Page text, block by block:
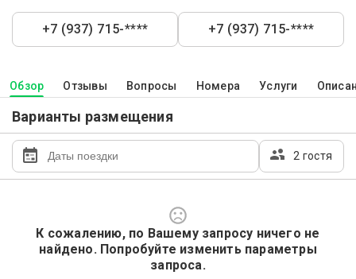
+7 (937) 715-**** +7 (937) 715-****
Обзор Отзывы Вопросы Номера Услуги
Варианты размещения
2 гостя
К сожалению, по Вашему запросу ничего не
найдено. Попробуйте изменить параметры
запроса.